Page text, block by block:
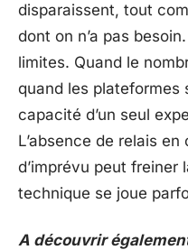
disparaissent, tout
dont on n’a pas
limites. Quand le
quand les plateformes
capacité d’un seul
L’absence de relais
d’imprévu peut freiner
technique se joue
A découvrir